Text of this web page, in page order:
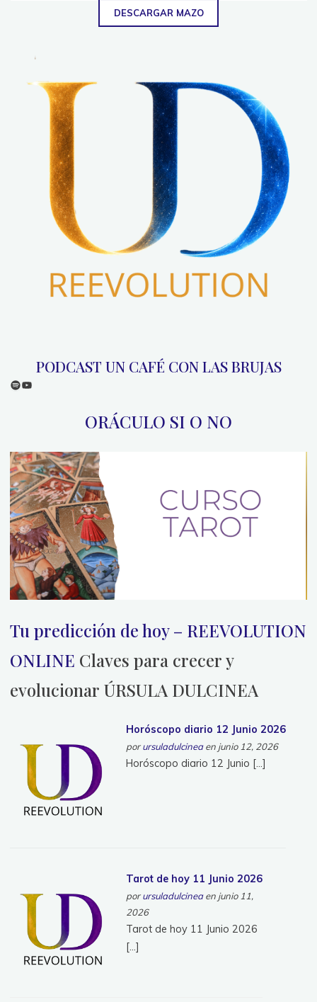
DESCARGAR MAZO
PODCAST UN CAFÉ CON LAS BRUJAS
Spotify
YouTube
ORÁCULO SI O NO
Tu predicción de hoy – REEVOLUTION
ONLINE Claves para crecer y
evolucionar ÚRSULA DULCINEA
Horóscopo diario 12 Junio 2026
porursuladulcineaen junio 12, 2026
Horóscopo diario 12 Junio […]
Tarot de hoy 11 Junio 2026
porursuladulcineaen junio 11,
2026
Tarot de hoy 11 Junio 2026
[…]